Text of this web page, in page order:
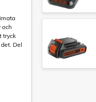
och
tryck
Del